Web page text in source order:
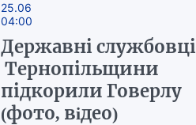
25.06
04:00
Державні службовці
Тернопільщини
підкорили Говерлу
(фото, вiдео)